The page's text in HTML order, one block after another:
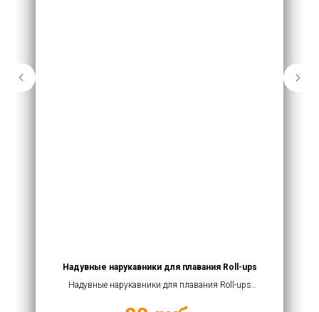
Надувные нарукавники для плавания Roll-ups
Надувные нарукавники для плавания Roll-ups